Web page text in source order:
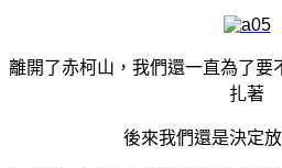
離開了赤柯山，我們還一直為了要
扎著
後來我們還是決定